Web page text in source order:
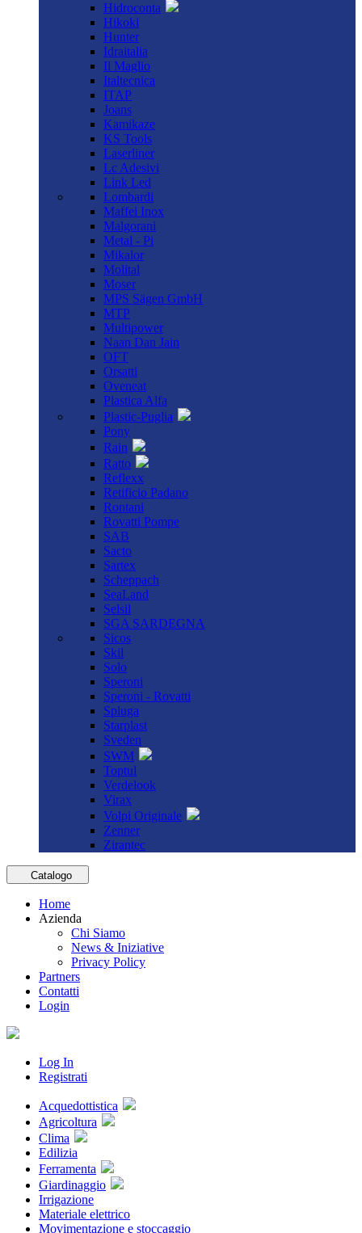
Hidroconta
Hikoki
Hunter
Idraitalia
Il Maglio
Italtecnica
ITAP
Joans
Kamikaze
KS Tools
Laserliner
Lc Adesivi
Link Led
Lombardi
Maffei Inox
Malgorani
Metal - Pi
Mikalor
Molital
Moser
MPS Sägen GmbH
MTP
Multipower
Naan Dan Jain
OFT
Orsatti
Oveneat
Plastica Alfa
Plastic-Puglia
Pony
Rain
Ratto
Reflexx
Retificio Padano
Rontani
Rovatti Pompe
SAB
Sacto
Sartex
Scheppach
SeaLand
Selsil
SGA SARDEGNA
Sicos
Skil
Solo
Speroni
Speroni - Rovatti
Spluga
Starplast
Sveden
SWM
Toptul
Verdelook
Virax
Volpi Originale
Zenner
Zirantec
Catalogo
Home
Azienda
Chi Siamo
News & Iniziative
Privacy Policy
Partners
Contatti
Login
Log In
Registrati
Acquedottistica
Agricoltura
Clima
Edilizia
Ferramenta
Giardinaggio
Irrigazione
Materiale elettrico
Movimentazione e stoccaggio